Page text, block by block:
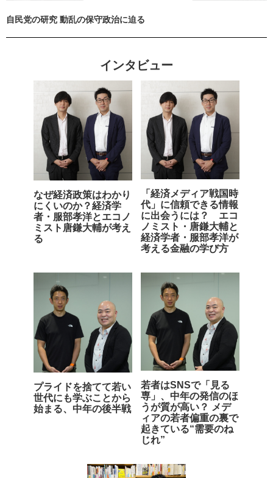
自民党の研究 動乱の保守政治に迫る
インタビュー
なぜ経済政策はわかり
にくいのか？経済学
者・服部孝洋とエコノ
ミスト唐鎌大輔が考え
る
「経済メディア戦国時
代」に信頼できる情報
に出会うには？ エコ
ノミスト・唐鎌大輔と
経済学者・服部孝洋が
考える金融の学び方
プライドを捨てて若い
世代にも学ぶことから
始まる、中年の後半戦
若者はSNSで「見る
専」、中年の発信のほ
うが質が高い？ メデ
ィアの若者偏重の裏で
起きている“需要のね
じれ”